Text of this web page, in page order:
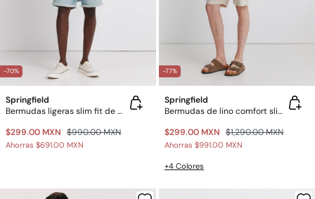
-70%
Springfield
Bermudas ligeras slim fit de mezclilla
$299.00 MXN $990.00 MXN
Ahorras $691.00 MXN
-77%
Springfield
Bermudas de lino comfort slim fit
$299.00 MXN $1,290.00 MXN
Ahorras $991.00 MXN
+4 Colores